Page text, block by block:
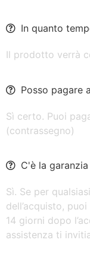
In quanto
Il prodotto verrà
Posso pagare
Sì certo. Puoi
(contrassegno)
C'è la
Sì. Se per
dell’acquisto,
14 giorni dopo
assistenza ti